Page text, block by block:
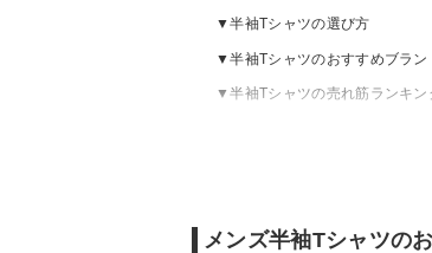
半袖Tシャツの選び方
半袖Tシャツのおすすめブラン
半袖Tシャツの売れ筋ランキン
メンズ半袖Tシャツの